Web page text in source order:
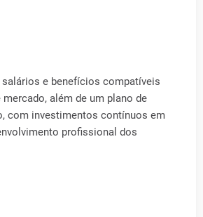
e benefícios compatíveis
além de um plano de
com investimentos contínuos em
profissional dos